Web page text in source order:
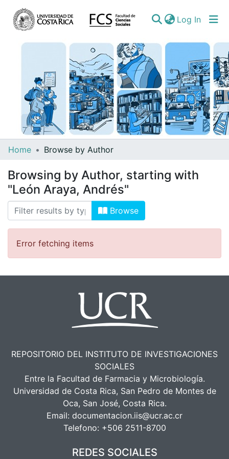
Log In
Communities
Collections
All of DSpace
Home Browse by Author
Browsing by Author, starting with
"León Araya, Andrés"
Browse
Error fetching items
REPOSITORIO DEL INSTITUTO DE INVESTIGACIONES
SOCIALES
Entre la Facultad de Farmacia y Microbiología.
Universidad de Costa Rica, San Pedro de Montes de
Oca, San José, Costa Rica.
Email: documentacion.iis@ucr.ac.cr
Telefono: +506 2511-8700
REDES SOCIALES